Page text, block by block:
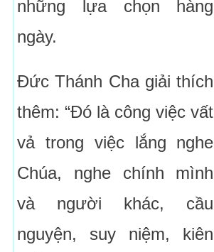
những lựa chọn hàng
ngày.
Đức Thánh Cha giải thích
thêm: “Đó là công việc vất
vả trong việc lắng nghe
Chúa, nghe chính mình
và người khác, cầu
nguyện, suy niệm, kiên